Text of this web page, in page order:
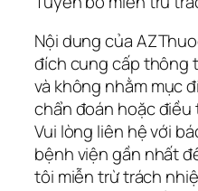
Nội dung của
đích cung cấp thông
và không nhằm mục
chẩn đoán hoặc
Vui lòng liên hệ với
bệnh viện gần nhất
tôi miễn trừ trách